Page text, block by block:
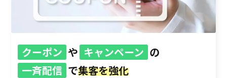
クーポン や キャンペーン の
一斉配信 で集客を強化